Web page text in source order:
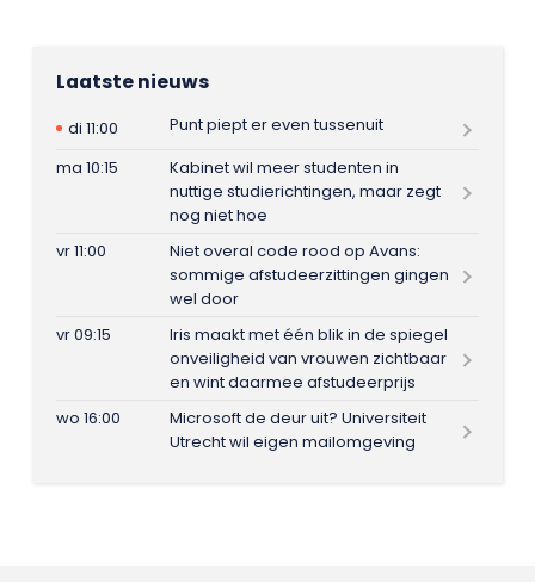
Laatste nieuws
di 11:00
Punt piept er even tussenuit
ma 10:15
Kabinet wil meer studenten in
nuttige studierichtingen, maar zegt
nog niet hoe
vr 11:00
Niet overal code rood op Avans:
sommige afstudeerzittingen gingen
wel door
vr 09:15
Iris maakt met één blik in de spiegel
onveiligheid van vrouwen zichtbaar
en wint daarmee afstudeerprijs
wo 16:00
Microsoft de deur uit? Universiteit
Utrecht wil eigen mailomgeving